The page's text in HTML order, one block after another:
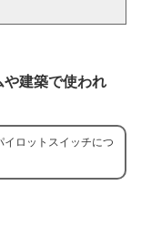
建築で使われ
イロットスイッチにつ